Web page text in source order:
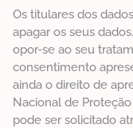
Os titulares dos
apagar os seus
opor-se ao seu
consentimento
ainda o direito de
Nacional de
pode ser solicitado